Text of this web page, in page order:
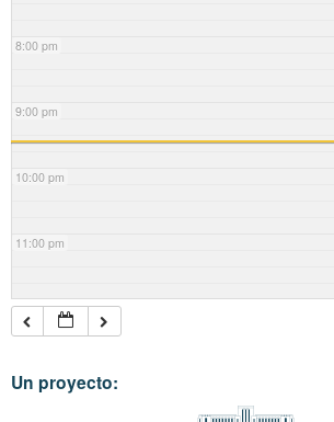
8:00 pm
9:00 pm
10:00 pm
11:00 pm
Un proyecto: